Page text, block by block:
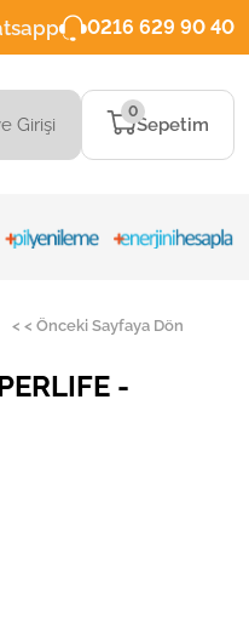
0216 629 90 40
Girişi Sepetim
0
< < Önceki Sayfaya Dön
-